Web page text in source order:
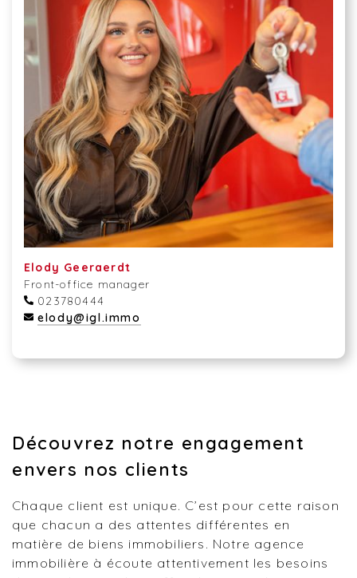
Elody Geeraerdt
Front-office manager
023780444
elody@igl.immo
Découvrez notre engagement
envers nos clients
Chaque client est unique. C’est pour cette raison
que chacun a des attentes différentes en
matière de biens immobiliers. Notre agence
immobilière à écoute attentivement les besoins